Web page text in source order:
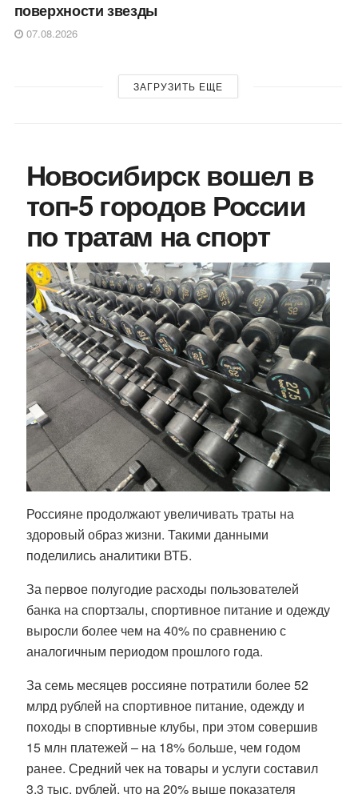
поверхности звезды
07.08.2026
ЗАГРУЗИТЬ ЕЩЕ
Новосибирск вошел в
топ-5 городов России
по тратам на спорт
Россияне продолжают увеличивать траты на
здоровый образ жизни. Такими данными
поделились аналитики ВТБ.
За первое полугодие расходы пользователей
банка на спортзалы, спортивное питание и одежду
выросли более чем на 40% по сравнению с
аналогичным периодом прошлого года.
За семь месяцев россияне потратили более 52
млрд рублей на спортивное питание, одежду и
походы в спортивные клубы, при этом совершив
15 млн платежей – на 18% больше, чем годом
ранее. Средний чек на товары и услуги составил
3,3 тыс. рублей, что на 20% выше показателя